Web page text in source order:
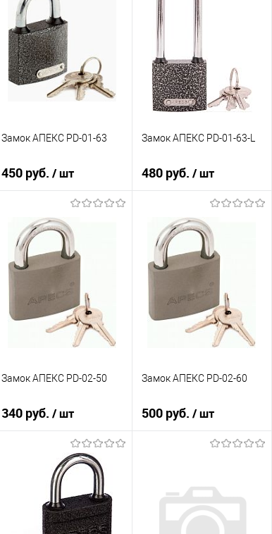
К сравнению
В избранное
В наличии
К сравнению
В избранное
В наличии
Замок АПЕКС PD-01-63
450 руб./ шт
В корзину
К сравнению
В избранное
Замок АПЕКС PD-01-63-L
480 руб. / шт
В корзину
К сравнению
В избранное
Замок АПЕКС PD-02-50
340 руб./ шт
В корзину
К сравнению
В избранное
В наличии
Замок АПЕКС PD-02-60
500 руб. / шт
К сравнению
В избранное
В наличии